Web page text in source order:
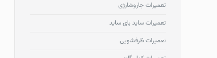
تعمیرات جاروشارژی
تعمیرات ساید بای ساید
تعمیرات ظرفشویی